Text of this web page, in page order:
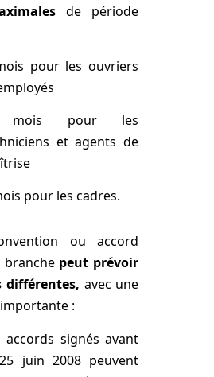
de période
pour les ouvriers
pour les
et agents de
pour les cadres.
ou accord
peut prévoir
différentes, avec une
:
accords signés avant
juin 2008 peuvent